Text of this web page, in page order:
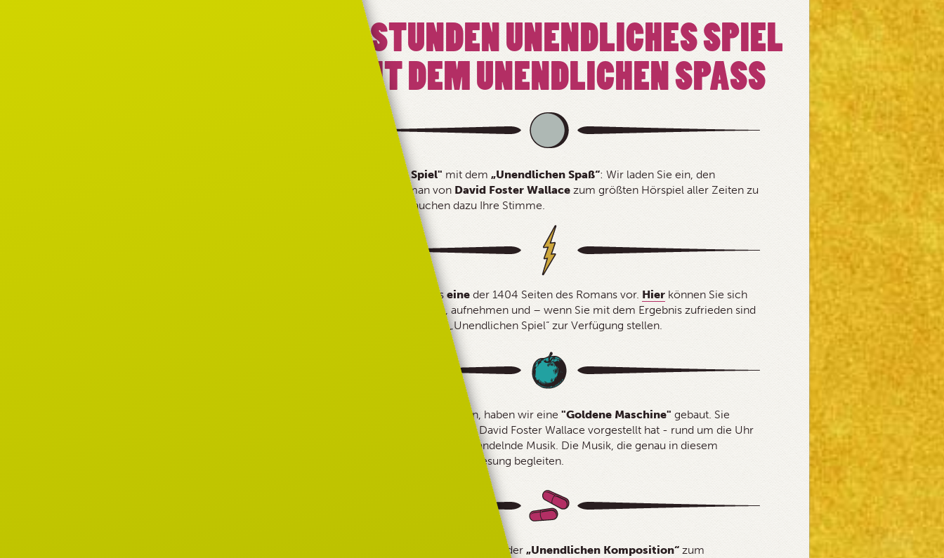
80 STUNDEN UNENDLICHES SPIEL
MIT DEM UNENDLICHEN SPASS
"Unendliches Spiel" mit dem „Unendlichen Spaß“: Wir laden Sie ein, den
Jahrhundertroman von David Foster Wallace zum größten Hörspiel aller Zeiten zu
machen. Wir brauchen dazu Ihre Stimme.
Lesen Sie mindestens eine der 1404 Seiten des Romans vor. Hier können Sie sich
Seite reservieren, aufnehmen und – wenn Sie mit dem Ergebnis zufrieden sind
– hochladen und dem „Unendlichen Spiel“ zur Verfügung stellen.
Um Ihre Lesung zu vertonen, haben wir eine "Goldene Maschine" gebaut. Sie
komponiert - so wie es sich David Foster Wallace vorgestellt hat - rund um die Uhr
eine sich ununterbrochen wandelnde Musik. Die Musik, die genau in diesem
Moment entsteht, wird Ihre Lesung begleiten.
wird mit der „Unendlichen Komposition“ zum